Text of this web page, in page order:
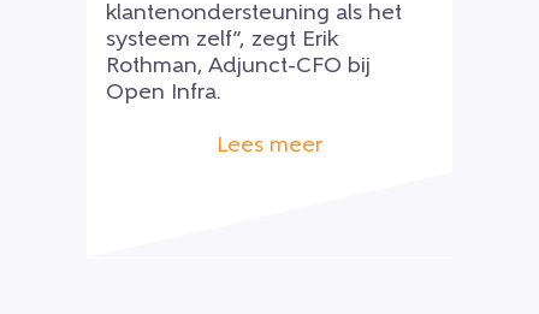
klantenondersteuning als het
systeem zelf”, zegt Erik
Rothman, Adjunct-CFO bij
Open Infra.
Lees meer